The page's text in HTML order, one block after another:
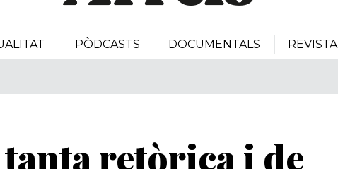
PÒDCASTS DOCUMENTALS REVISTA
tanta retòrica i de